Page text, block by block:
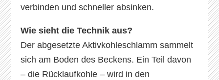
verbinden und schneller absinken.
Wie sieht die Technik aus?
Der abgesetzte Aktivkohleschlamm sammelt
sich am Boden des Beckens. Ein Teil davon
– die Rücklaufkohle – wird in den